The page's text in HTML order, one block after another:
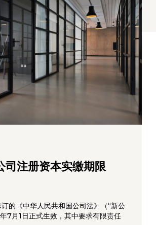
司注册资本实缴期限
的《中华人民共和国公司法》（“新公
7月1日正式生效，其中要求有限责任